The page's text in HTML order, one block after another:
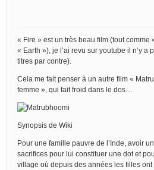
« Fire » est un très beau film (tout comme
« Earth »), je l’ai revu sur youtube il n’y a
titres par contre).
Cela me fait penser à un autre film «
femme », qui fait froid dans le dos…
Synopsis de Wiki
Pour une famille pauvre de l’Inde, avoir
sacrifices pour lui constituer une dot et
village où depuis des années les filles ont